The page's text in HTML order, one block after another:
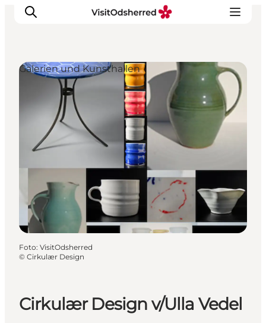
Events
Erlebnisse
Essen
Unterkünfte
Nützliches
Cirkulær Design v/Ulla Vedel
Galerien und Kunsthallen
Foto: VisitOdsherred
© Cirkulær Design